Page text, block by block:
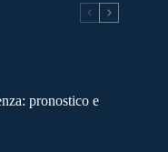
pronostico e